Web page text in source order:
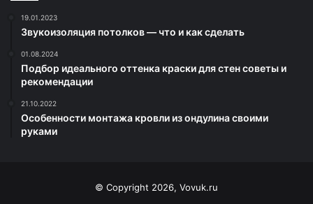
19.01.2023
Звукоизоляция потолков — что и как сделать
01.08.2024
Подбор идеального оттенка краски для стен советы и
рекомендации
21.10.2022
Особенности монтажа кровли из ондулина своими
руками
© Copyright 2026, Vovuk.ru